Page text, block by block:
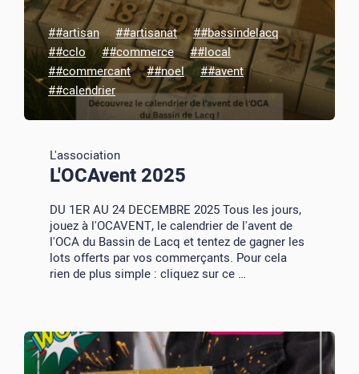
##artisan ##artisanat
##bassindelacq
##cclo
##commerce
##local
##commercant
##noel
##avent
##calendrier
L'association
L'OCAvent 2025
DU 1ER AU 24 DECEMBRE 2025 Tous les jours,
jouez à l'OCAVENT, le calendrier de l'avent de
l'OCA du Bassin de Lacq et tentez de gagner les
lots offerts par vos commerçants. Pour cela
rien de plus simple : cliquez sur ce …